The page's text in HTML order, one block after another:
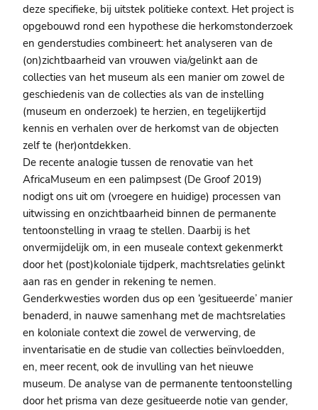
deze specifieke, bij uitstek politieke context. Het project is
opgebouwd rond een hypothese die herkomstonderzoek
en genderstudies combineert: het analyseren van de
(on)zichtbaarheid van vrouwen via/gelinkt aan de
collecties van het museum als een manier om zowel de
geschiedenis van de collecties als van de instelling
(museum en onderzoek) te herzien, en tegelijkertijd
kennis en verhalen over de herkomst van de objecten
zelf te (her)ontdekken.
De recente analogie tussen de renovatie van het
AfricaMuseum en een palimpsest (De Groof 2019)
nodigt ons uit om (vroegere en huidige) processen van
uitwissing en onzichtbaarheid binnen de permanente
tentoonstelling in vraag te stellen. Daarbij is het
onvermijdelijk om, in een museale context gekenmerkt
door het (post)koloniale tijdperk, machtsrelaties gelinkt
aan ras en gender in rekening te nemen.
Genderkwesties worden dus op een ‘gesitueerde’ manier
benaderd, in nauwe samenhang met de machtsrelaties
en koloniale context die zowel de verwerving, de
inventarisatie en de studie van collecties beïnvloedden,
en, meer recent, ook de invulling van het nieuwe
museum. De analyse van de permanente tentoonstelling
door het prisma van deze gesitueerde notie van gender,